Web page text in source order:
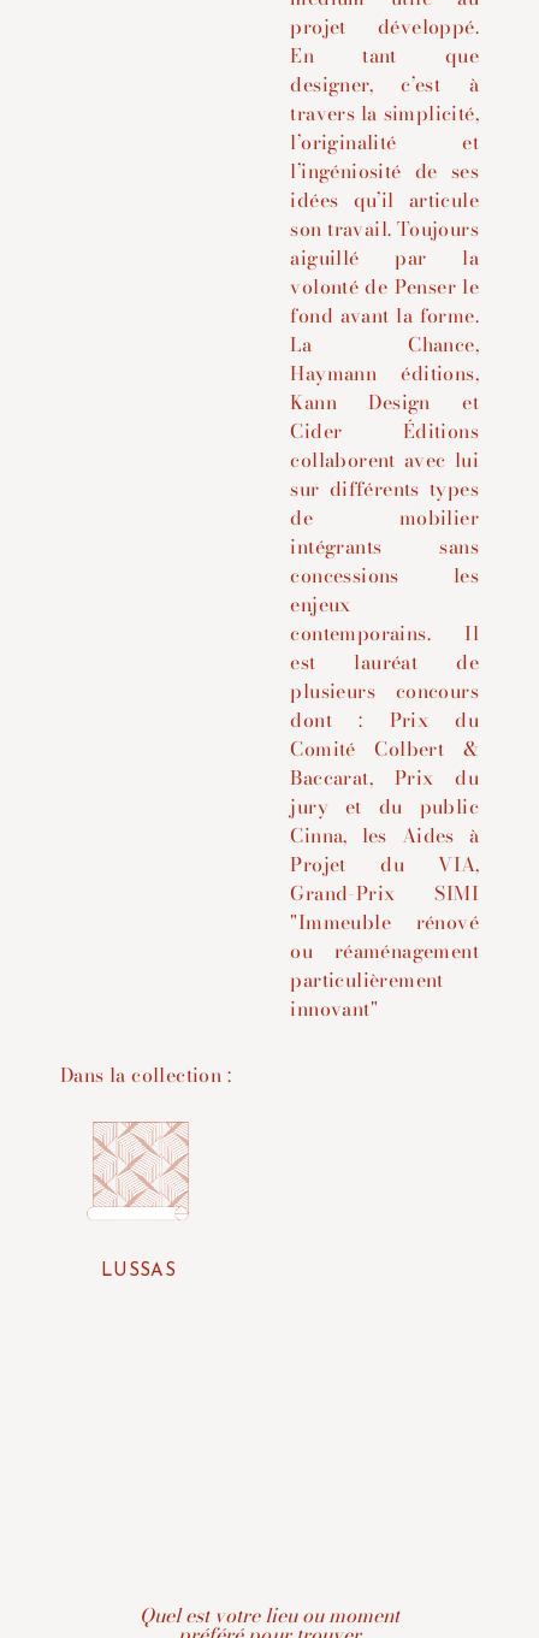
projet développé.
En tant que
designer, c’est à
travers la simplicité,
l’originalité et
l’ingéniosité de ses
idées qu’il articule
son travail. Toujours
aiguillé par la
volonté de Penser le
fond avant la forme.
La Chance,
Haymann éditions,
Kann Design et
Cider Éditions
collaborent avec lui
sur différents types
de mobilier
intégrants sans
concessions les
enjeux
contemporains.Il
est lauréat de
plusieurs concours
dont : Prix du
Comité Colbert &
Baccarat, Prix du
jury et du public
Cinna, les Aides à
Projet du VIA,
Grand-Prix SIMI
"Immeuble rénové
ou réaménagement
particulièrement
innovant"
Dans la collection :
LUSSAS
Quel est votre lieu ou moment